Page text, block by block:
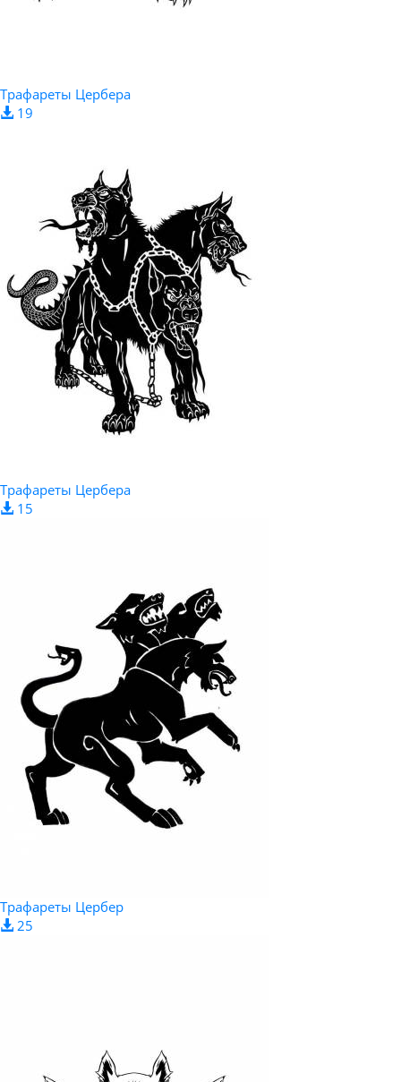
Трафареты Цербера
19
Трафареты Цербера
15
Трафареты Цербер
25